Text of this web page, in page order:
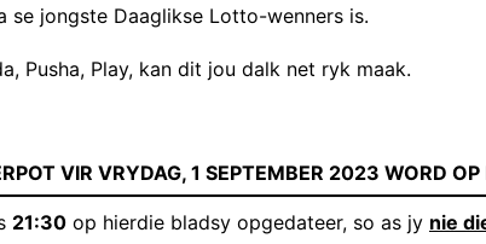
se jongste Daaglikse Lotto-wenners is.
Pusha, Play, kan dit jou dalk net ryk maak.
VIR VRYDAG, 1 SEPTEMBER 2023 WORD OP
21:30 op hierdie bladsy opgedateer, so as jy nie